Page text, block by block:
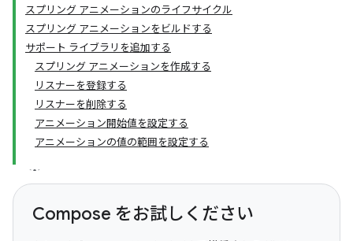
スプリング アニメーションのライフサイクル
スプリング アニメーションをビルドする
サポート ライブラリを追加する
スプリング アニメーションを作成する
リスナーを登録する
リスナーを削除する
アニメーション開始値を設定する
アニメーションの値の範囲を設定する
Compose をお試しください